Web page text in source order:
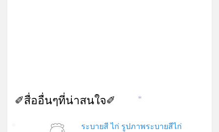
✐สื่ออื่นๆที่น่าสนใจ✐
ระบายสี ไก่ รูปภาพระบายสีไก่